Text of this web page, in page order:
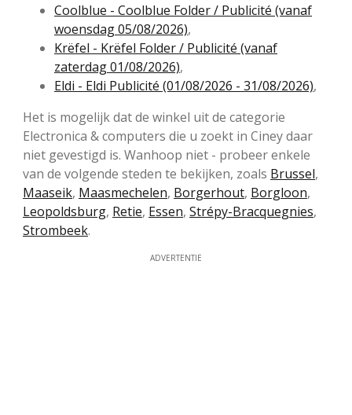
Coolblue - Coolblue Folder / Publicité (vanaf
woensdag 05/08/2026),
Krëfel - Krëfel Folder / Publicité (vanaf
zaterdag 01/08/2026),
Eldi - Eldi Publicité (01/08/2026 - 31/08/2026),
Het is mogelijk dat de winkel uit de categorie
Electronica & computers die u zoekt in Ciney daar
niet gevestigd is. Wanhoop niet - probeer enkele
van de volgende steden te bekijken, zoals Brussel,
Maaseik, Maasmechelen, Borgerhout, Borgloon,
Leopoldsburg, Retie, Essen, Strépy-Bracquegnies,
Strombeek.
ADVERTENTIE